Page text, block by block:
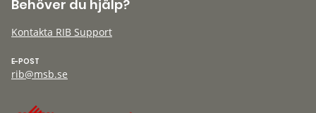
Behöver du hjälp?
Kontakta RIB Support
E-POST
rib@msb.se